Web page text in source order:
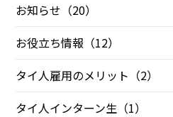
お知らせ（20）
お役立ち情報（12）
タイ人雇用のメリット（2）
タイ人インターン生（1）